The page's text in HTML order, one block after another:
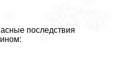
последствия